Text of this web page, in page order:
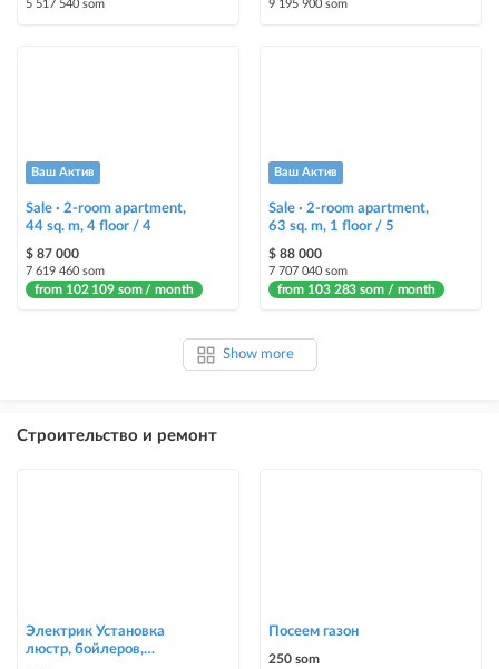
5 517 540 som 9 195 900 som
Ваш Актив
Sale · 2-room apartment,
44 sq. m, 4 floor / 4
$ 87 000
7 619 460 som
from 102 109 som / month
Ваш Актив
Sale · 2-room apartment,
63 sq. m, 1 floor / 5
$ 88 000
7 707 040 som
from 103 283 som / month
Show more
Строительство и ремонт
Электрик Установка
люстр, бойлеров,
Посеем газон
250 som